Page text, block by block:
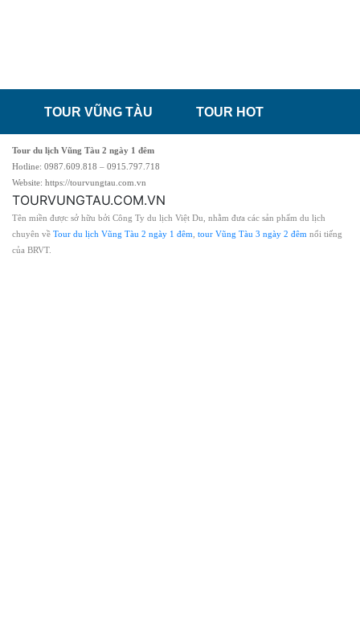
TOUR VŨNG TÀU TOUR HOT
Tour du lịch Vũng Tàu 2 ngày 1 đêm
Hotline: 0987.609.818 – 0915.797.718
Website: https://tourvungtau.com.vn
TOURVUNGTAU.COM.VN
Tên miền được sở hữu bởi Công Ty du lịch Việt Du, nhằm đưa các sản phẩm du lịch
chuyên về Tour du lịch Vũng Tàu 2 ngày 1 đêm tour Vũng Tàu 3 ngày 2 đêm nổi tiếng
của BRVT.